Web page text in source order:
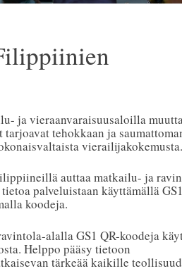
ja vieraanvaraisuusaloilla
tehokkaan ja
vierailijakokemusta.
auttaa matkailu- ja
palveluistaan käyttämällä
koodeja.
alalla GS1 QR-koodeja
Helppo pääsy tietoon
tärkeää kaikille